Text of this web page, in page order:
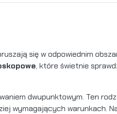
się w odpowiednim
, które świetnie
dwupunktowym. Ten
wymagających warunkach.